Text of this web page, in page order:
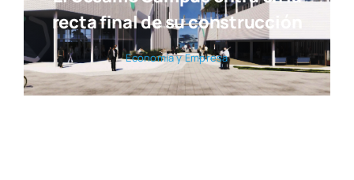
recta final de su construcción
Eco­no­mía y Empre­sa